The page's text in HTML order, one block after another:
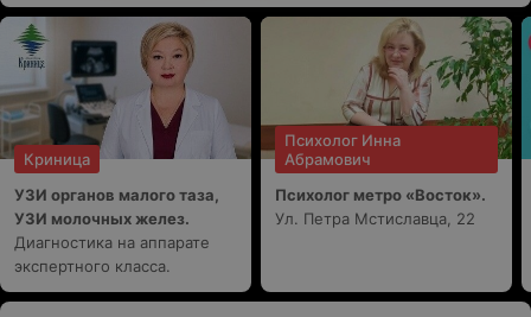
Криница
УЗИ органов малого таза,
УЗИ молочных желез.
Диагностика на аппарате
экспертного класса.
Психолог Инна
Абрамович
Психолог метро «Восток».
Ул. Петра Мстиславца, 22